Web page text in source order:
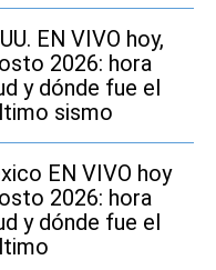
EN VIVO hoy,
2026: hora
y dónde fue el
sismo
EN VIVO hoy
2026: hora
y dónde fue el